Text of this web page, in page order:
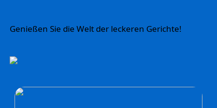
Genießen Sie die Welt der leckeren Gerichte!